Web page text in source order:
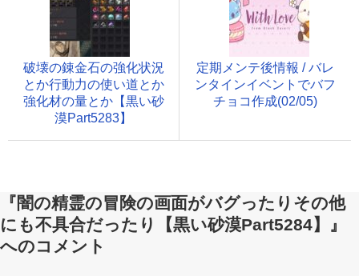
破壊の錬金石の強化状況
とか行動力の使い道とか
強化材の量とか【黒い砂
漠Part5283】
定期メンテ後情報 / バレ
ンタインイベントでバフ
チョコ作成(02/05)
『闇の精霊の冒険の画面がバグったりその他
にも不具合だったり【黒い砂漠Part5284】』
へのコメント